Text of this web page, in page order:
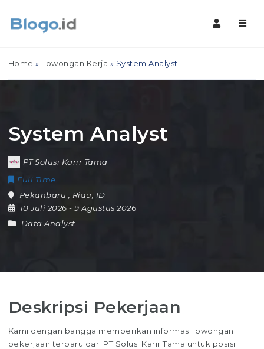
Home » Lowongan Kerja » System Analyst
System Analyst
PT Solusi Karir Tama
Full Time
Pekanbaru
Riau
ID
10 Juli 2026- 9 Agustus 2026
Data Analyst
Deskripsi Pekerjaan
Kami dengan bangga memberikan informasi lowongan
pekerjaan terbaru dari PT Solusi Karir Tama untuk posisi